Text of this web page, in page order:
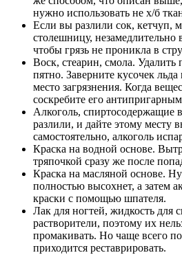
нужно использовать не х/б
Если вы разлили сок, кетчуп,
столешницу, незамедлительно
чтобы грязь не проникла в
Воск, стеарин, смола. Удалить
пятно. Заверните кусочек
место загрязнения. Когда
соскребите его
Алкоголь, спиртосодержащие
разлили, и дайте этому месту
самостоятельно, алкоголь
Краска на водной основе.
тряпочкой сразу же после
Краска на масляной основе.
полностью высохнет, а затем
краски с помощью шпателя.
Лак для ногтей, жидкость для
растворители, поэтому их
промакивать. Но чаще всего
приходится реставрировать.